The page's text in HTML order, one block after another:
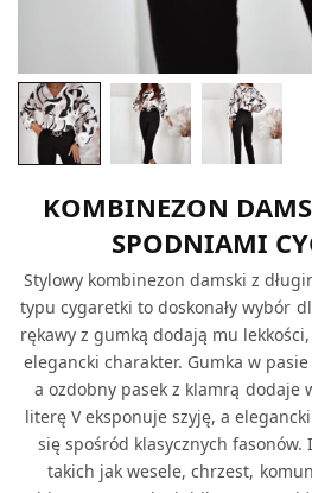
KOMBINEZON
SPODNIAMI
Stylowy kombinezon damski z
typu cygaretki to doskonały wybór
rękawy z gumką dodają mu
elegancki charakter. Gumka w
a ozdobny pasek z klamrą dodaje
literę V eksponuje szyję, a
się spośród klasycznych
takich jak wesele, chrzest,